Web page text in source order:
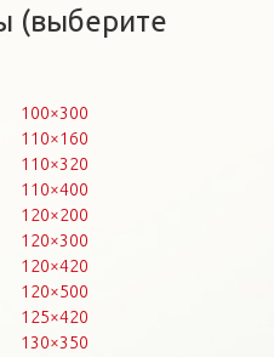
(выберите
100×300
110×160
110×320
110×400
120×200
120×300
120×420
120×500
125×420
130×350